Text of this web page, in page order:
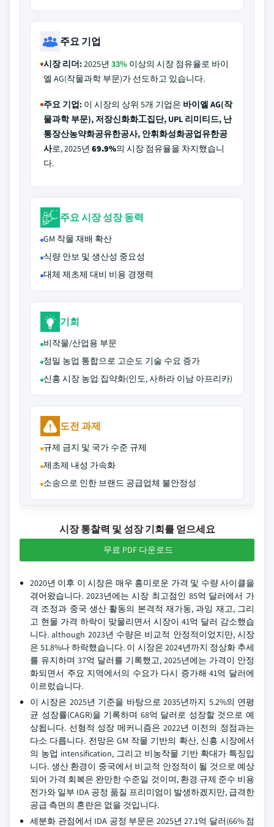
주요 기업
시장 리더:2025년 33% 이상의 시장 점유율로 바이
엘 AG(작물과학 부문)가 선도하고 있습니다.
주요 기업: 이 시장의 상위 5개 기업은 바이엘 AG(작
물과학 부문), 저장신화화工집단, UPL 리미티드, 난
통장산농약화공유한공사, 안휘화성화공업유한공
사로, 2025년 69.9%의 시장 점유율을 차지했습니
다.
주요 시장 성장 동력
GM 작물 재배 확산
식량 안보 및 생산성 중요성
대체 제초제 대비 비용 경쟁력
기회
비작물/산업용 부문
정밀 농업 통합으로 고순도 기술 수요 증가
신흥 시장 농업 집약화(인도, 사하라 이남 아프리카)
도전 과제
규제 금지 및 국가 수준 규제
제초제 내성 가속화
소송으로 인한 브랜드 공급업체 불안정성
시장 통찰력 및 성장 기회를 얻으세요
무료 PDF 다운로드
2020년 이후 이 시장은 매우 흥미로운 가격 및 수량 사이클을
겪어왔습니다. 2023년에는 시장 최고점인 85억 달러에서 가
격 조정과 중국 생산 활동의 본격적 재가동, 과잉 재고, 그리
고 현물 가격 하락이 맞물리면서 시장이 41억 달러 감소했습
니다. although 2023년 수량은 비교적 안정적이었지만, 시장
은 51.8%나 하락했습니다. 이 시장은 2024년까지 정상화 추세
를 유지하며 37억 달러를 기록했고, 2025년에는 가격이 안정
화되면서 주요 지역에서의 수요가 다시 증가해 41억 달러에
이르렀습니다.
이 시장은 2025년 기준을 바탕으로 2035년까지 5.2%의 연평
균 성장률(CAGR)을 기록하며 68억 달러로 성장할 것으로 예
상됩니다. 선형적 성장 메커니즘은 2022년 이전의 정점과는
다소 다릅니다. 전망은 GM 작물 기반의 확산, 신흥 시장에서
의 농업 intensification, 그리고 비농작물 기반 확대가 특징입
니다. 생산 환경이 중국에서 비교적 안정적이 될 것으로 예상
되어 가격 회복은 완만한 수준일 것이며, 환경 규제 준수 비용
전가와 일부 IDA 공정 품질 프리미엄이 발생하겠지만, 급격한
공급 측면의 혼란은 없을 것입니다.
세분화 관점에서 IDA 공정 부문은 2025년 27.1억 달러(66% 점